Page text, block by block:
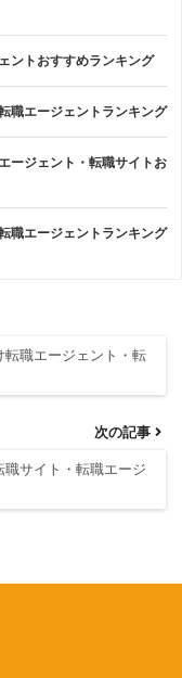
ントおすすめランキング
職エージェントランキング
ージェント・転職サイトお
職エージェントランキング
転職エージェント・転
次の記事
職サイト・転職エージ